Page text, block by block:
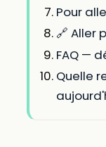
Pour
🔗 Aller
FAQ —
Quelle